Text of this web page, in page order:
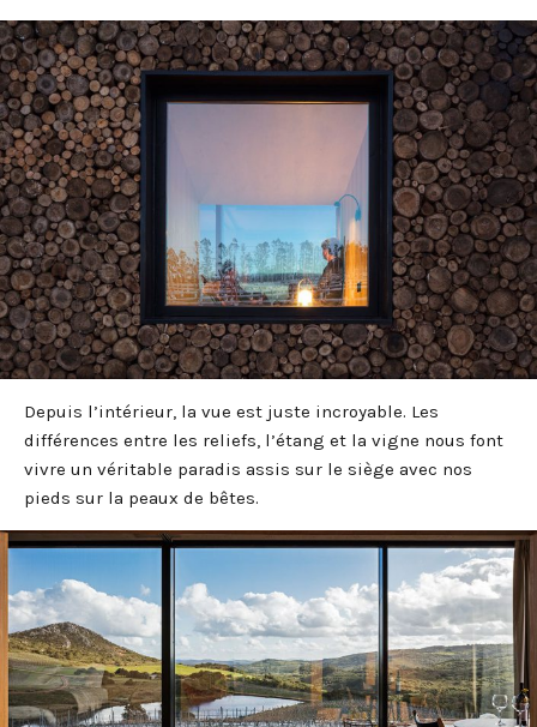
Depuis l’intérieur, la vue est juste incroyable. Les
différences entre les reliefs, l’étang et la vigne nous font
vivre un véritable paradis assis sur le siège avec nos
pieds sur la peaux de bêtes.